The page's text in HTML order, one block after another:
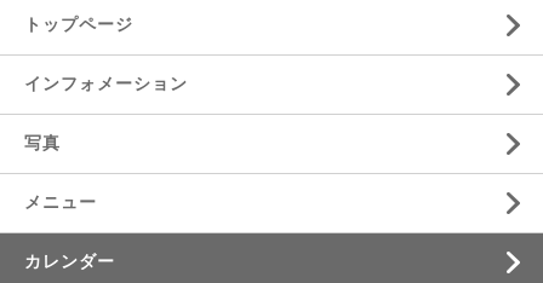
トップページ
インフォメーション
写真
メニュー
カレンダー